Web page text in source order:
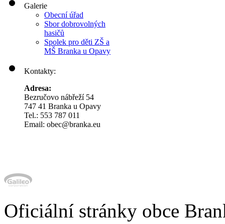
Galerie
Obecní úřad
Sbor dobrovolných
hasičů
Spolek pro děti ZŠ a
MŠ Branka u Opavy
Kontakty:
Adresa:
Bezručovo nábřeží 54
747 41 Branka u Opavy
Tel.: 553 787 011
Email: obec@branka.eu
Oficiální stránky obce